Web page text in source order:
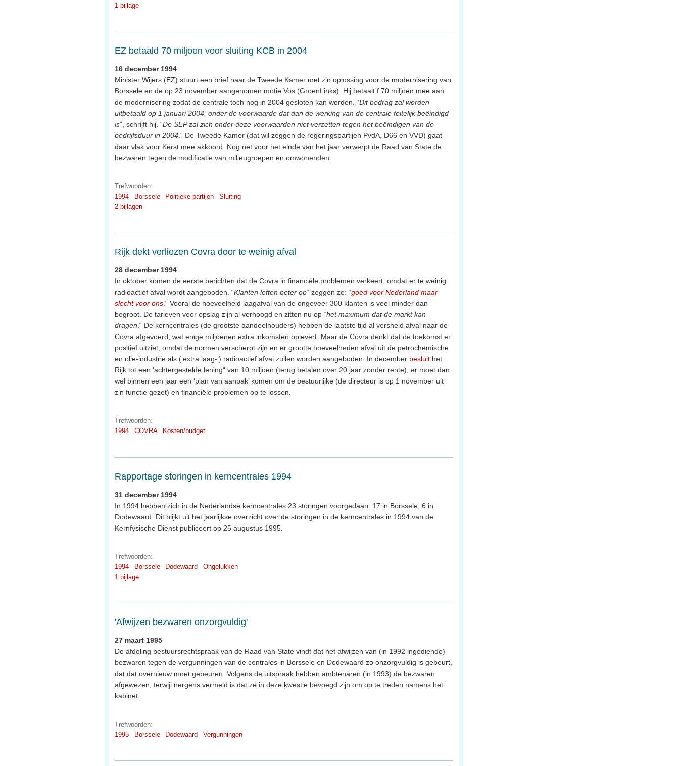
1 bijlage
EZ betaald 70 miljoen voor sluiting KCB in 2004
16 december 1994
Minister Wijers (EZ) stuurt een brief naar de Tweede Kamer met z’n oplossing voor de modernisering van
Borssele en de op 23 november aangenomen motie Vos (GroenLinks). Hij betaalt f 70 miljoen mee aan
de modernisering zodat de centrale toch nog in 2004 gesloten kan worden. “Dit bedrag zal worden
uitbetaald op 1 januari 2004, onder de voorwaarde dat dan de werking van de centrale feitelijk beëindigd
is”, schrijft hij. “De SEP zal zich onder deze voorwaarden niet verzetten tegen het beëindigen van de
bedrijfsduur in 2004.“ De Tweede Kamer (dat wil zeggen de regeringspartijen PvdA, D66 en VVD) gaat
daar vlak voor Kerst mee akkoord. Nog net voor het einde van het jaar verwerpt de Raad van State de
bezwaren tegen de modificatie van milieugroepen en omwonenden.
Trefwoorden:
1994
Borssele Politieke partijen
Sluiting
2 bijlagen
Rijk dekt verliezen Covra door te weinig afval
28 december 1994
In oktober komen de eerste berichten dat de Covra in financiële problemen verkeert, omdat er te weinig
radioactief afval wordt aangeboden. “Klanten letten beter op“ zeggen ze: “goed voor Nederland maar
slecht voor ons.“ Vooral de hoeveelheid laagafval van de ongeveer 300 klanten is veel minder dan
begroot. De tarieven voor opslag zijn al verhoogd en zitten nu op “het maximum dat de markt kan
dragen.“ De kerncentrales (de grootste aandeelhouders) hebben de laatste tijd al versneld afval naar de
Covra afgevoerd, wat enige miljoenen extra inkomsten oplevert. Maar de Covra denkt dat de toekomst er
positief uitziet, omdat de normen verscherpt zijn en er grootte hoeveelheden afval uit de petrochemische
en olie-industrie als (‘extra laag-‘) radioactief afval zullen worden aangeboden. In december besluit het
Rijk tot een ‘achtergestelde lening“ van 10 miljoen (terug betalen over 20 jaar zonder rente), er moet dan
wel binnen een jaar een ‘plan van aanpak’ komen om de bestuurlijke (de directeur is op 1 november uit
z’n functie gezet) en financiële problemen op te lossen.
Trefwoorden:
1994
COVRA Kosten/budget
Rapportage storingen in kerncentrales 1994
31 december 1994
In 1994 hebben zich in de Nederlandse kerncentrales 23 storingen voorgedaan: 17 in Borssele, 6 in
Dodewaard. Dit blijkt uit het jaarlijkse overzicht over de storingen in de kerncentrales in 1994 van de
Kernfysische Dienst publiceert op 25 augustus 1995.
Trefwoorden:
1994
Borssele Dodewaard
Ongelukken
1 bijlage
'Afwijzen bezwaren onzorgvuldig'
27 maart 1995
De afdeling bestuursrechtspraak van de Raad van State vindt dat het afwijzen van (in 1992 ingediende)
bezwaren tegen de vergunningen van de centrales in Borssele en Dodewaard zo onzorgvuldig is gebeurt,
dat dat overnieuw moet gebeuren. Volgens de uitspraak hebben ambtenaren (in 1993) de bezwaren
afgewezen, terwijl nergens vermeld is dat ze in deze kwestie bevoegd zijn om op te treden namens het
kabinet.
Trefwoorden:
1995
Borssele Dodewaard Vergunningen